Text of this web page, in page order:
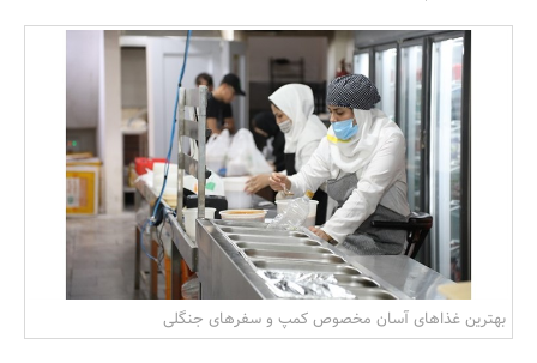
بانک، بیمه و سرمایه
مسکن و ساختمان
بهترین غذاهای آسان مخصوص کمپ و سفرهای جنگلی